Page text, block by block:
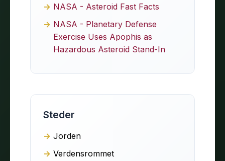
NASA - Asteroid Fast Facts
NASA - Planetary Defense
Exercise Uses Apophis as
Hazardous Asteroid Stand-In
Steder
Jorden
Verdensrommet